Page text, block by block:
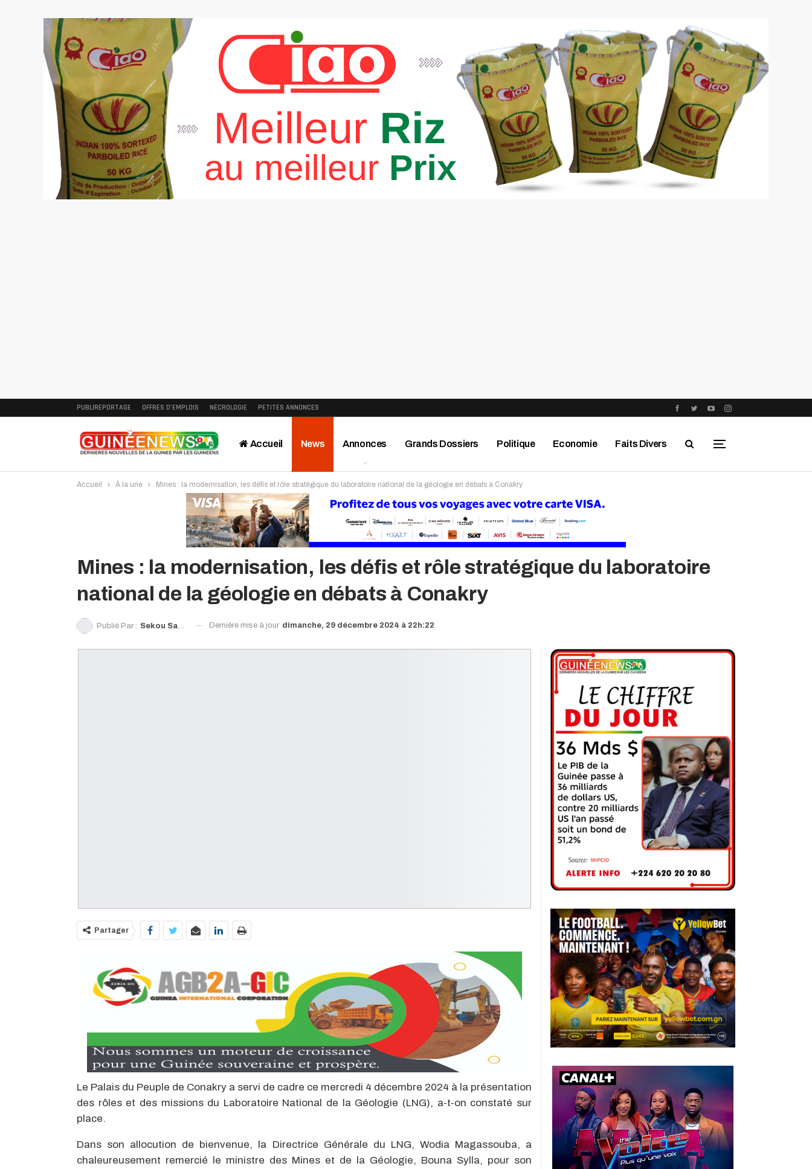
PUBLIREPORTAGE OFFRES D’EMPLOIS NÉCROLOGIE PETITES ANNONCES
Accueil News Annonces Grands Dossiers Politique Economie Faits Divers
Interviews Publireportage Région
Accueil À la une Mines : la modernisation, les défis et rôle stratégique du laboratoire national de la géologie en débats à Conakry
Mines : la modernisation, les défis et rôle stratégique du laboratoire
national de la géologie en débats à Conakry
Publié Par : Sekou Sanoh Dernière mise à jour dimanche, 29 décembre 2024 à 22h:22
Partager
Le Palais du Peuple de Conakry a servi de cadre ce mercredi 4 décembre 2024 à la présentation
des rôles et des missions du Laboratoire National de la Géologie (LNG), a-t-on constaté sur
place.
Dans son allocution de bienvenue, la Directrice Générale du LNG, Wodia Magassouba, a
chaleureusement remercié le ministre des Mines et de la Géologie, Bouna Sylla, pour son